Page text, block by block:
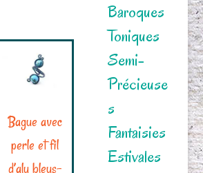
Bague avec
perle et fil
d’alu bleus-
Baroques
Toniques
Semi-
Précieuse
s
Fantaisies
Estivales